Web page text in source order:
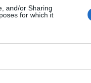
and/or Sharing
for which it
poszukiwaniu
19
bezobjawowo,
takich wniosków